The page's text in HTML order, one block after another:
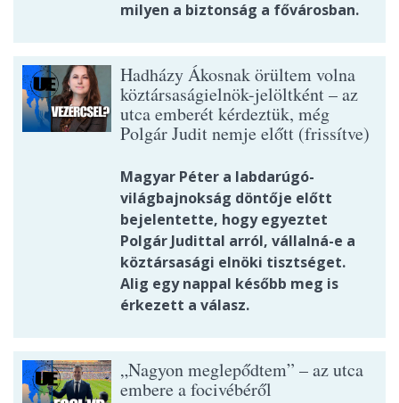
milyen a biztonság a fővárosban.
Hadházy Ákosnak örültem volna
köztársaságielnök-jelöltként – az
utca emberét kérdeztük, még
Polgár Judit nemje előtt (frissítve)
Magyar Péter a labdarúgó-
világbajnokság döntője előtt
bejelentette, hogy egyeztet
Polgár Judittal arról, vállalná-e a
köztársasági elnöki tisztséget.
Alig egy nappal később meg is
érkezett a válasz.
„Nagyon meglepődtem” – az utca
embere a focivébéről